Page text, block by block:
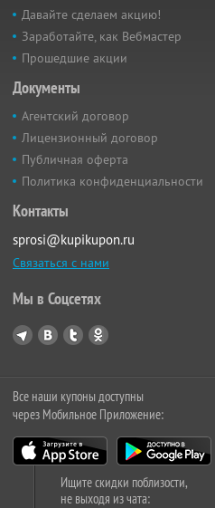
Давайте сделаем акцию!
Заработайте, как Вебмастер
Прошедшие акции
Документы
Агентский договор
Лицензионный договор
Публичная оферта
Политика конфиденциальности
Контакты
sprosi@kupikupon.ru
Связаться с нами
Мы в Соцсетях
Все наши купоны доступны
через Мобильное Приложение:
Ищите скидки поблизости,
не выходя из чата: